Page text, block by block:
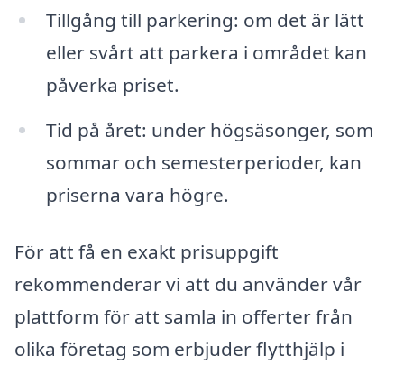
Tillgång till parkering: om det är lätt
eller svårt att parkera i området kan
påverka priset.
Tid på året: under högsäsonger, som
sommar och semesterperioder, kan
priserna vara högre.
För att få en exakt prisuppgift
rekommenderar vi att du använder vår
plattform för att samla in offerter från
olika företag som erbjuder flytthjälp i